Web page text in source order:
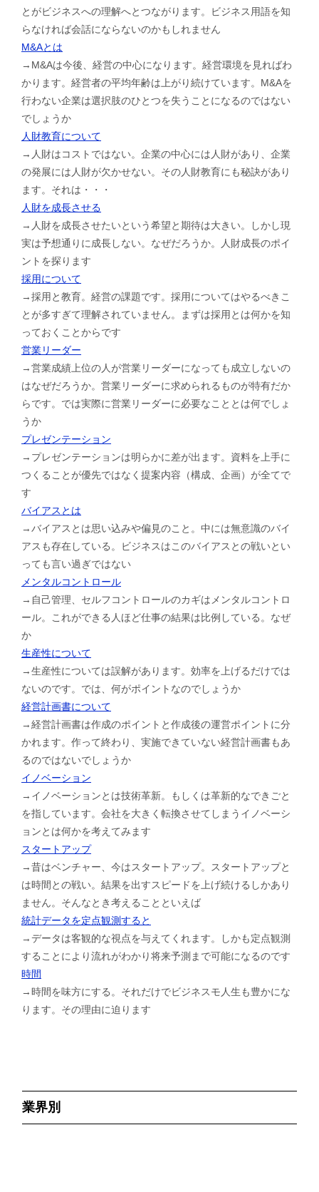
とがビジネスへの理解へとつながります。ビジネス用語を知
らなければ会話にならないのかもしれません
M&Aとは
→M&Aは今後、経営の中心になります。経営環境を見ればわ
かります。経営者の平均年齢は上がり続けています。M&Aを
行わない企業は選択肢のひとつを失うことになるのではない
でしょうか
人財教育について
→人財はコストではない。企業の中心には人財があり、企業
の発展には人財が欠かせない。その人財教育にも秘訣があり
ます。それは・・・
人財を成長させる
→人財を成長させたいという希望と期待は大きい。しかし現
実は予想通りに成長しない。なぜだろうか。人財成長のポイ
ントを探ります
採用について
→採用と教育。経営の課題です。採用についてはやるべきこ
とが多すぎて理解されていません。まずは採用とは何かを知
っておくことからです
営業リーダー
→営業成績上位の人が営業リーダーになっても成立しないの
はなぜだろうか。営業リーダーに求められるものが特有だか
らです。では実際に営業リーダーに必要なこととは何でしょ
うか
プレゼンテーション
→プレゼンテーションは明らかに差が出ます。資料を上手に
つくることが優先ではなく提案内容（構成、企画）が全てで
す
バイアスとは
→バイアスとは思い込みや偏見のこと。中には無意識のバイ
アスも存在している。ビジネスはこのバイアスとの戦いとい
っても言い過ぎではない
メンタルコントロール
→自己管理、セルフコントロールのカギはメンタルコントロ
ール。これができる人ほど仕事の結果は比例している。なぜ
か
生産性について
→生産性については誤解があります。効率を上げるだけでは
ないのです。では、何がポイントなのでしょうか
経営計画書について
→経営計画書は作成のポイントと作成後の運営ポイントに分
かれます。作って終わり、実施できていない経営計画書もあ
るのではないでしょうか
イノベーション
→イノベーションとは技術革新。もしくは革新的なできごと
を指しています。会社を大きく転換させてしまうイノベーシ
ョンとは何かを考えてみます
スタートアップ
→昔はベンチャー、今はスタートアップ。スタートアップと
は時間との戦い。結果を出すスピードを上げ続けるしかあり
ません。そんなとき考えることといえば
統計データを定点観測すると
→データは客観的な視点を与えてくれます。しかも定点観測
することにより流れがわかり将来予測まで可能になるのです
時間
→時間を味方にする。それだけでビジネスモ人生も豊かにな
ります。その理由に迫ります
業界別